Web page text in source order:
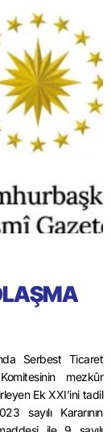
Serbest Ticaret
mezkûr
Ek XXI’ini tadil
sayılı Kararının